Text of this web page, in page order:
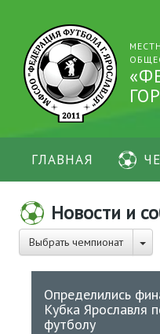
ГЛАВНАЯ
Новости и
Выбрать чемпионат
Определились
Кубка Ярославля
футболу